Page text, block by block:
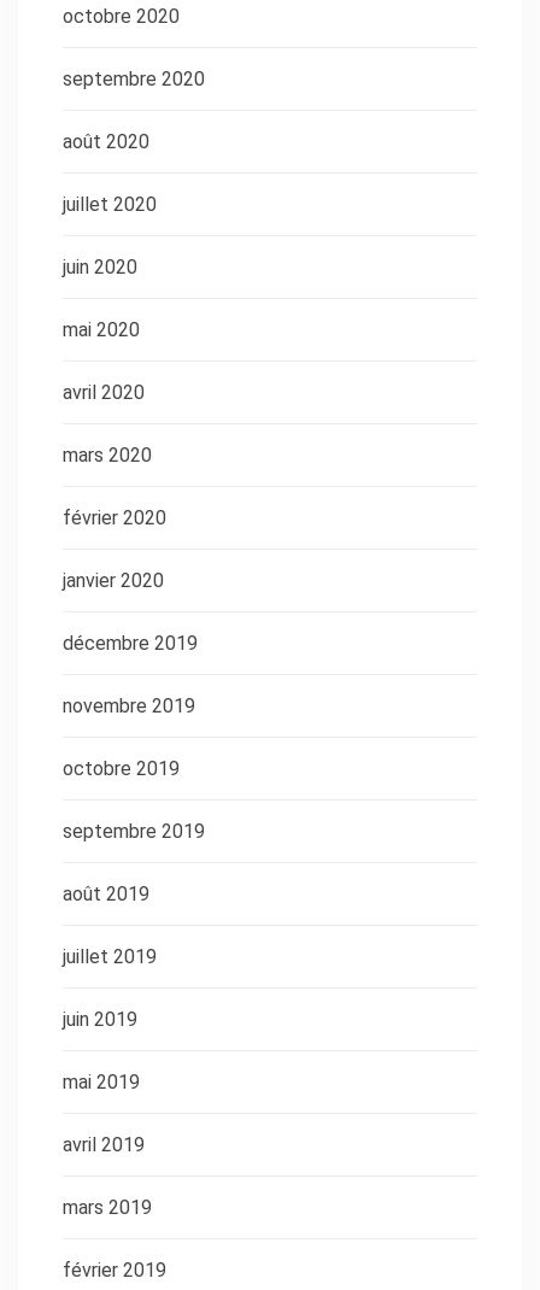
octobre 2020
septembre 2020
août 2020
juillet 2020
juin 2020
mai 2020
avril 2020
mars 2020
février 2020
janvier 2020
décembre 2019
novembre 2019
octobre 2019
septembre 2019
août 2019
juillet 2019
juin 2019
mai 2019
avril 2019
mars 2019
février 2019